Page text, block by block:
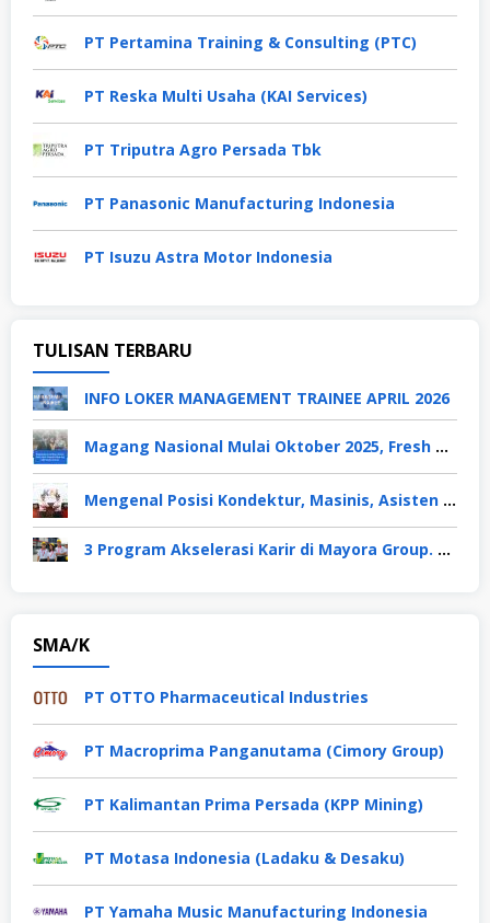
PT Pertamina Training & Consulting (PTC)
PT Reska Multi Usaha (KAI Services)
PT Triputra Agro Persada Tbk
PT Panasonic Manufacturing Indonesia
PT Isuzu Astra Motor Indonesia
TULISAN TERBARU
INFO LOKER MANAGEMENT TRAINEE APRIL 2026
Magang Nasional Mulai Oktober 2025, Fresh Graduate Dapat Gaji UMP Selama 6 Bulan
Mengenal Posisi Kondektur, Masinis, Asisten PPKA, Pemeliharaan Sarana dan Prasarana, Polsuska (Polisi Khusus Kereta Api), di PT KAI
3 Program Akselerasi Karir di Mayora Group. Apa Saja? Berikut Penjelasannya
SMA/K
PT OTTO Pharmaceutical Industries
PT Macroprima Panganutama (Cimory Group)
PT Kalimantan Prima Persada (KPP Mining)
PT Motasa Indonesia (Ladaku & Desaku)
PT Yamaha Music Manufacturing Indonesia